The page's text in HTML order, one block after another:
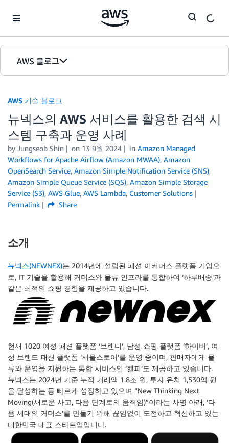
AWS 블로그
홈
에디션
AWS 기술 블로그
뉴넥스의 AWS 서비스를 활용한 검색 시
스템 구축과 운영 사례
by Jungseob Shin on 13 9월 2024 in Amazon Managed
Workflows for Apache Airflow (Amazon MWAA), Amazon
OpenSearch Service, Amazon Simple Notification Service (SNS),
Amazon Simple Queue Service (SQS), Amazon Simple Storage
Service (S3), AWS Glue, AWS Lambda, Customer Solutions
Permalink
Share
소개
뉴넥스(NEWNEX)는 2014년에 설립된 패션 이커머스 플랫폼 기업으
로, IT 기술을 활용해 커머스와 물류 인프라를 통합하여 ‘하루배송’과
같은 최적의 쇼핑 경험을 제공하고 있습니다.
현재 1020 여성 패션 플랫폼 ‘브랜디’, 남성 쇼핑 플랫폼 ‘하이버’, 여
성 브랜드 패션 플랫폼 ‘서울스토어’를 운영 중이며, 판매자에게 물
류와 운영을 지원하는 통합 서비스인 ‘헬피’도 제공하고 있습니다.
뉴넥스는 2024년 기준 누적 거래액 1.8조 원, 투자 유치 1,530억 원
을 달성하는 등 빠르게 성장하고 있으며 “New Thinking Next
Moving(새로운 사고, 다음 단계로의 움직임)”이라는 사명 아래, ‘다
음 세대의 커머스’를 만들기 위해 끊임없이 도전하고 혁신하고 있는
대한민국 대표 스타트업입니다.